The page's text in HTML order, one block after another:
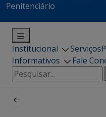
Penitenciário
Institucional Serviços
Informativos
Fale
Pesquisar
por: